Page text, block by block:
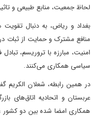
لحاظ جمعیت، منابع طبیعی و
بغداد و ریاض، به دنبال
منافع مشترک و حمایت از ثبات
امنیت، مبارزه با تروریسم،
سیاسی همکاری می‌کنند.
در همین رابطه، شعلان الکریم
عربستان و اتحادیه اتاق‌های
همکاری امضا شده بین دو کشور